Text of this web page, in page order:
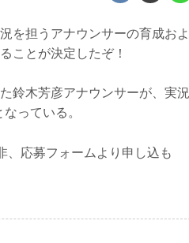
を担うアナウンサーの育成およ
ことが決定したぞ！
鈴木芳彦アナウンサーが、実況
っている。
、応募フォームより申し込も